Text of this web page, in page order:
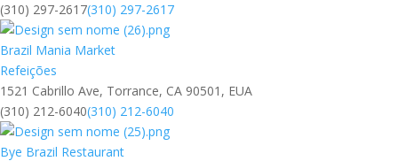
(310) 297-2617(310) 297-2617
Brazil Mania Market
Refeições
1521 Cabrillo Ave, Torrance, CA 90501, EUA
(310) 212-6040(310) 212-6040
Bye Brazil Restaurant